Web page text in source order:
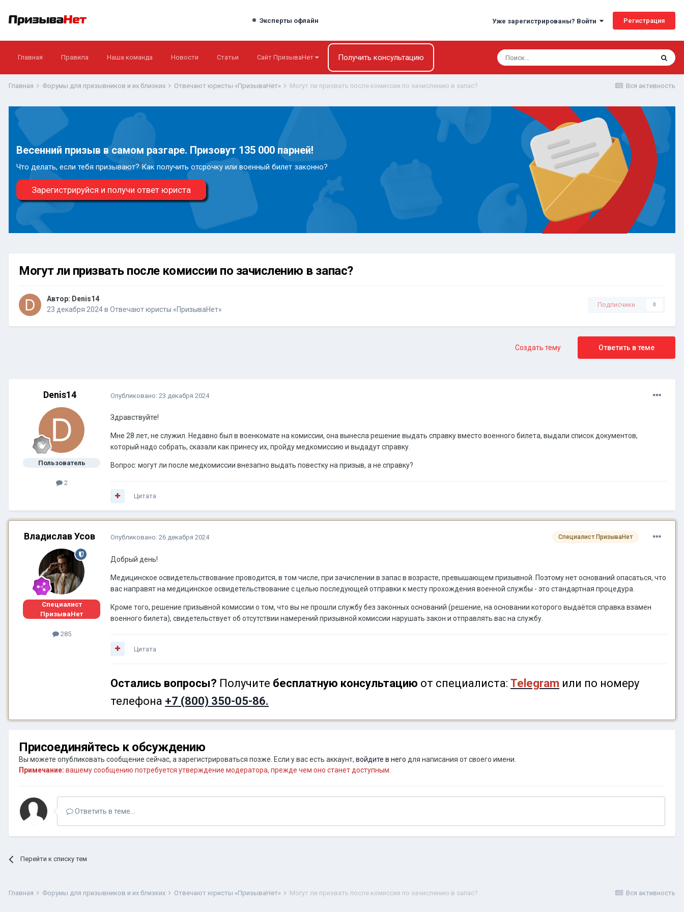
Эксперты офлайн Уже зарегистрированы? Войти Регистрация
Главная Правила Наша команда Новости Статьи Сайт ПризываНет Получить консультацию
Вся активность
Главная Форумы для призывников и их близких Отвечают юристы «ПризываНет» Могут ли призвать после комиссии по зачислению в запас?
Весенний призыв в самом разгаре. Призовут 135 000 парней!
Что делать, если тебя призывают? Как получить отсрочку или военный билет законно?
Зарегистрируйся и получи ответ юриста
Могут ли призвать после комиссии по зачислению в запас?
Автор: Denis14
23 декабря 2024в Отвечают юристы «ПризываНет»
Подписчики 0
Ответить в теме
Создать тему
Denis14
Пользователь
2
Опубликовано: 23 декабря 2024
Здравствуйте!
Мне 28 лет, не служил. Недавно был в военкомате на комиссии, она вынесла решение выдать справку вместо военного билета, выдали список документов,
который надо собрать, сказали как принесу их, пройду медкомиссию и выдадут справку.
Вопрос: могут ли после медкомиссии внезапно выдать повестку на призыв, а не справку?
Цитата
Владислав Усов
Специалист
ПризываНет
285
Специалист ПризываНет
Опубликовано: 26 декабря 2024
Добрый день!
Медицинское освидетельствование проводится, в том числе, при зачислении в запас в возрасте, превышающем призывной. Поэтому нет оснований опасаться, что
вас направят на медицинское освидетельствование с целью последующей отправки к месту прохождения военной службы - это стандартная процедура.
Кроме того, решение призывной комиссии о том, что вы не прошли службу без законных оснований (решение, на основании которого выдаётся справка взамен
военного билета), свидетельствует об отсутствии намерений призывной комиссии нарушать закон и отправлять вас на службу.
Цитата
Остались вопросы? Получите бесплатную консультацию от специалиста: Telegram или по номеру
телефона +7 (800) 350-05-86.
Присоединяйтесь к обсуждению
Вы можете опубликовать сообщение сейчас, а зарегистрироваться позже. Если у вас есть аккаунт, войдите в него для написания от своего имени.
Примечание: вашему сообщению потребуется утверждение модератора, прежде чем оно станет доступным.
Ответить в теме...
Перейти к списку тем
Вся активность
Главная Форумы для призывников и их близких Отвечают юристы «ПризываНет» Могут ли призвать после комиссии по зачислению в запас?